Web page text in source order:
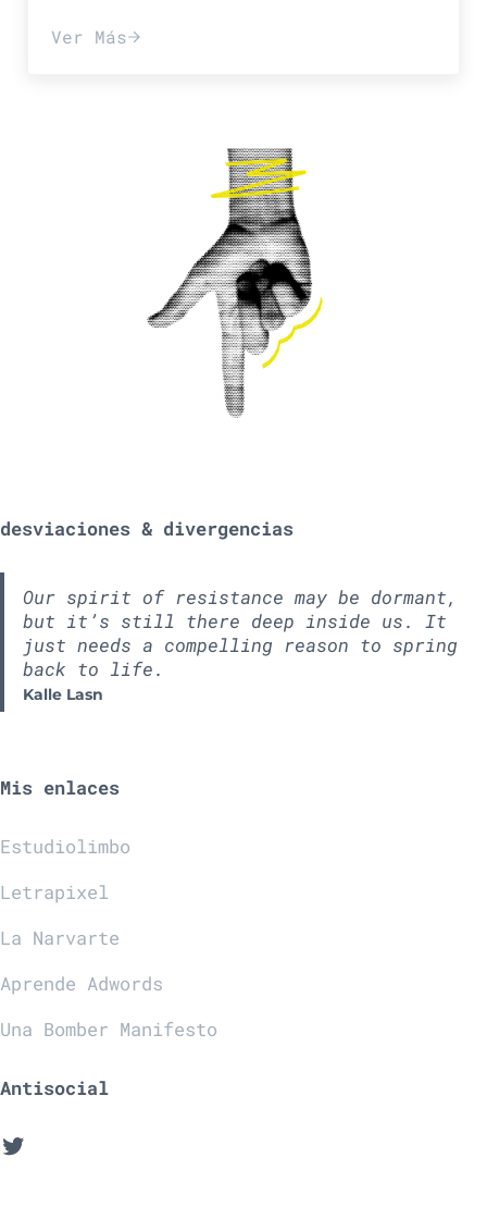
Ver MásPreparar una tortilla de patata
desviaciones & divergencias
Our spirit of resistance may be dormant,
but it’s still there deep inside us. It
just needs a compelling reason to spring
back to life.
Kalle Lasn
Mis enlaces
Estudiolimbo
Letrapixel
La Narvarte
Aprende Adwords
Una Bomber Manifesto
Antisocial
Twitter